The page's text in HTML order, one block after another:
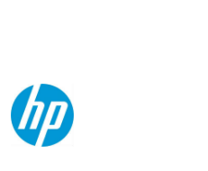
NAZWA
PRODUCENTA:
HP